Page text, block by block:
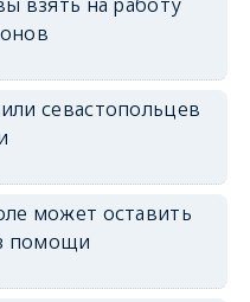
севастопольцев
может оставить
помощи